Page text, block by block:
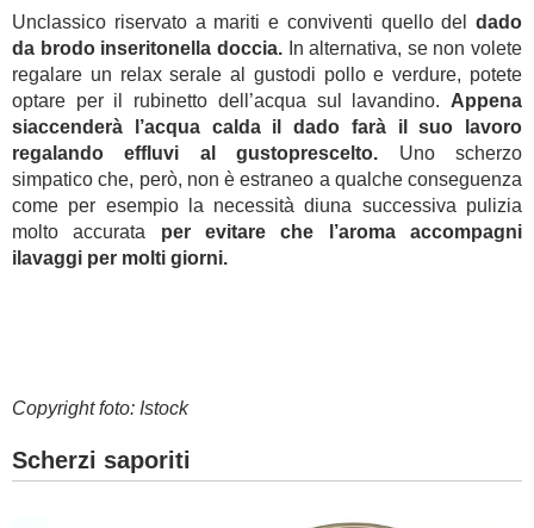
Unclassico riservato a mariti e conviventi quello del dado
da brodo inseritonella doccia.In alternativa, se non volete
regalare un relax serale al gustodi pollo e verdure, potete
optare per il rubinetto dell’acqua sul lavandino. Appena
siaccenderà l’acqua calda il dado farà il suo lavoro
regalando effluvi al gustoprescelto. Uno scherzo
simpatico che, però, non è estraneo a qualche conseguenza
come per esempio la necessità diuna successiva pulizia
molto accurata per evitare che l’aroma accompagni
ilavaggi per molti giorni.
Copyright foto: Istock
Scherzi saporiti